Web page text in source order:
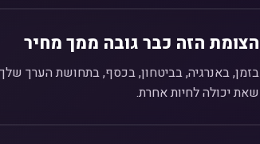
הצומת הזה כבר גובה ממך מחיר
בזמן, באנרגיה, בביטחון, בכסף, בתחושת הערך
שאת יכולה לחיות אחרת.